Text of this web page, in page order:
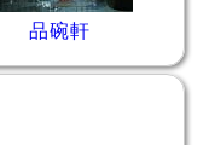
品碗軒